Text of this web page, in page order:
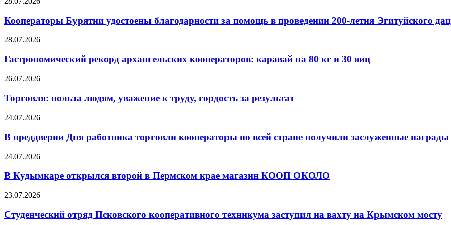
Кооператоры Бурятии удостоены благодарности за помощь в проведении 200-летия Эгитуйского
28.07.2026
Гастрономический рекорд архангельских кооператоров: каравай на 80 кг и 30 яиц
26.07.2026
Торговля: польза людям, уважение к труду, гордость за результат
24.07.2026
В преддверии Дня работника торговли кооператоры по всей стране получили заслуженные награды
24.07.2026
В Кудымкаре открылся второй в Пермском крае магазин КООП ОКОЛО
23.07.2026
Студенческий отряд Псковского кооперативного техникума заступил на вахту на Крымском мосту